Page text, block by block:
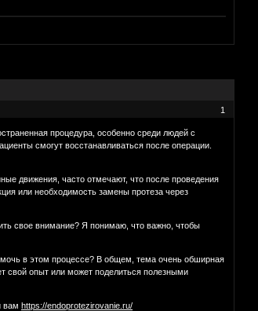
1
процедура, особенно среди людей с
смогут восстанавливаться после операции.
движения, часто отмечают, что после проведения
или необходимость замены протеза через
свое внимание? Я понимаю, что важно, чтобы
в этом процессе? В общем, тема очень обширная
свой опыт или может поделиться полезными
вамhttps://endoprotezirovanie.ru/